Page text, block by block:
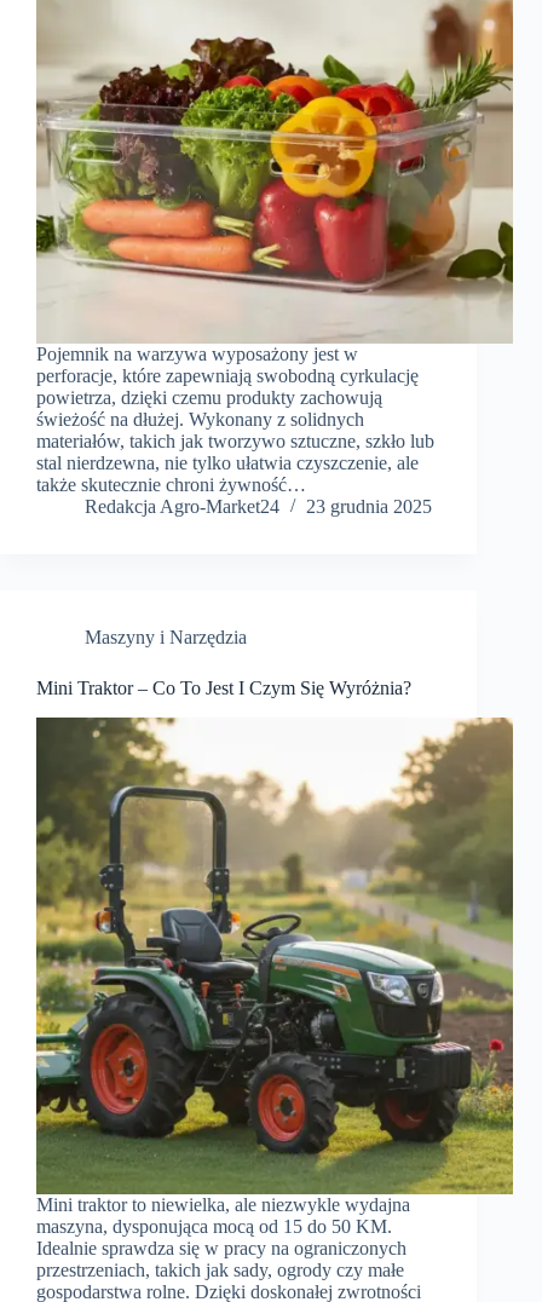
Pojemnik na warzywa wyposażony jest w
perforacje, które zapewniają swobodną cyrkulację
powietrza, dzięki czemu produkty zachowują
świeżość na dłużej. Wykonany z solidnych
materiałów, takich jak tworzywo sztuczne, szkło lub
stal nierdzewna, nie tylko ułatwia czyszczenie, ale
także skutecznie chroni żywność…
Redakcja Agro-Market24
23 grudnia 2025
Maszyny i Narzędzia
Mini Traktor – Co To Jest I Czym Się Wyróżnia?
Mini traktor to niewielka, ale niezwykle wydajna
maszyna, dysponująca mocą od 15 do 50 KM.
Idealnie sprawdza się w pracy na ograniczonych
przestrzeniach, takich jak sady, ogrody czy małe
gospodarstwa rolne. Dzięki doskonałej zwrotności